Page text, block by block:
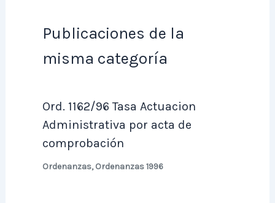
Publicaciones de la
misma categoría
Ord. 1162/96 Tasa Actuacion
Administrativa por acta de
comprobación
Ordenanzas,Ordenanzas 1996